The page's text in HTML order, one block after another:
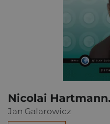
Nicolai
Jan Galarowicz